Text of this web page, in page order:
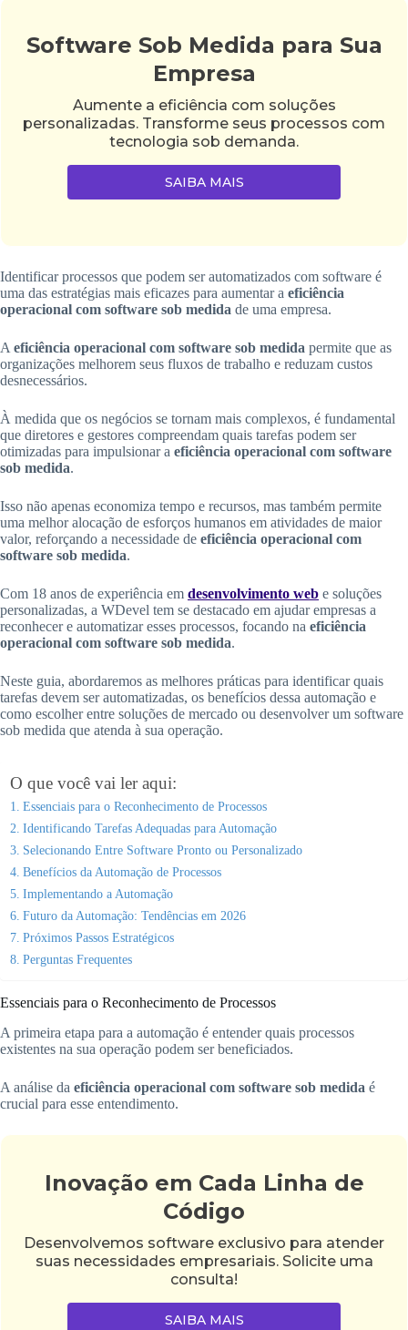
Software Sob Medida para Sua
Empresa
Aumente a eficiência com soluções
personalizadas. Transforme seus processos com
tecnologia sob demanda.
SAIBA MAIS
Identificar processos que podem ser automatizados com software é
uma das estratégias mais eficazes para aumentar a eficiência
operacional com software sob medida de uma empresa.
A eficiência operacional com software sob medida permite que as
organizações melhorem seus fluxos de trabalho e reduzam custos
desnecessários.
À medida que os negócios se tornam mais complexos, é fundamental
que diretores e gestores compreendam quais tarefas podem ser
otimizadas para impulsionar a eficiência operacional com software
sob medida.
Isso não apenas economiza tempo e recursos, mas também permite
uma melhor alocação de esforços humanos em atividades de maior
valor, reforçando a necessidade de eficiência operacional com
software sob medida.
Com 18 anos de experiência em desenvolvimento web e soluções
personalizadas, a WDevel tem se destacado em ajudar empresas a
reconhecer e automatizar esses processos, focando na eficiência
operacional com software sob medida.
Neste guia, abordaremos as melhores práticas para identificar quais
tarefas devem ser automatizadas, os benefícios dessa automação e
como escolher entre soluções de mercado ou desenvolver um software
sob medida que atenda à sua operação.
O que você vai ler aqui:
Essenciais para o Reconhecimento de Processos
Identificando Tarefas Adequadas para Automação
Selecionando Entre Software Pronto ou Personalizado
Benefícios da Automação de Processos
Implementando a Automação
Futuro da Automação: Tendências em 2026
Próximos Passos Estratégicos
Perguntas Frequentes
Essenciais para o Reconhecimento de Processos
A primeira etapa para a automação é entender quais processos
existentes na sua operação podem ser beneficiados.
A análise da eficiência operacional com software sob medida é
crucial para esse entendimento.
Inovação em Cada Linha de
Código
Desenvolvemos software exclusivo para atender
suas necessidades empresariais. Solicite uma
consulta!
SAIBA MAIS